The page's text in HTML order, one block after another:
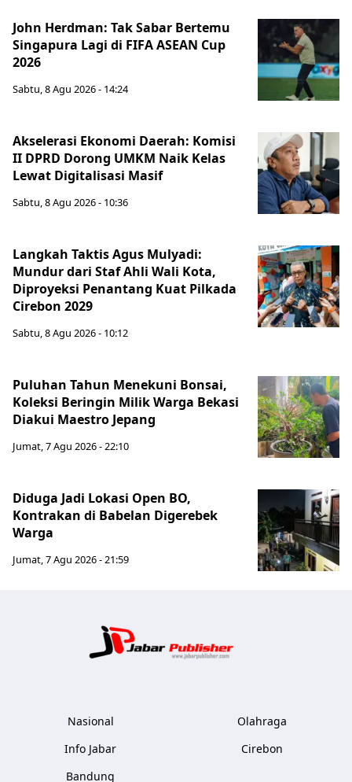
John Herdman: Tak Sabar Bertemu
Singapura Lagi di FIFA ASEAN Cup
2026
Sabtu, 8 Agu 2026 - 14:24
Akselerasi Ekonomi Daerah: Komisi
II DPRD Dorong UMKM Naik Kelas
Lewat Digitalisasi Masif
Sabtu, 8 Agu 2026 - 10:36
Langkah Taktis Agus Mulyadi:
Mundur dari Staf Ahli Wali Kota,
Diproyeksi Penantang Kuat Pilkada
Cirebon 2029
Sabtu, 8 Agu 2026 - 10:12
Puluhan Tahun Menekuni Bonsai,
Koleksi Beringin Milik Warga Bekasi
Diakui Maestro Jepang
Jumat, 7 Agu 2026 - 22:10
Diduga Jadi Lokasi Open BO,
Kontrakan di Babelan Digerebek
Warga
Jumat, 7 Agu 2026 - 21:59
Nasional
Info Jabar
Bandung
Olahraga
Cirebon